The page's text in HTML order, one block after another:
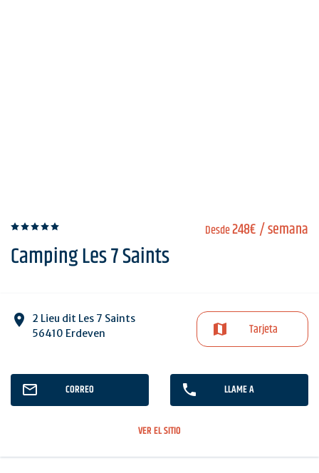
Desde248€/ semana
Camping Les 7 Saints
2 Lieu dit Les 7 Saints
56410 Erdeven
Tarjeta
CORREO LLAME A
VER EL SITIO